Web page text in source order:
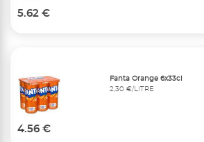
5.62 €
Fanta Orange 6x33cl
2,30 €/LITRE
4.56 €